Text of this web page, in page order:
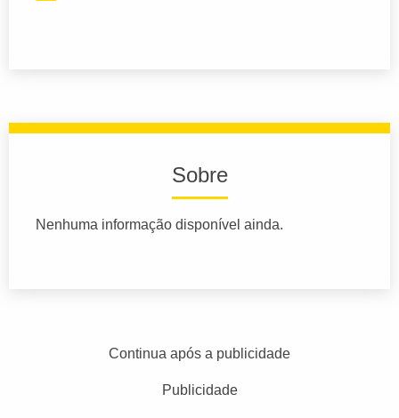
Sobre
Nenhuma informação disponível ainda.
Continua após a publicidade
Publicidade